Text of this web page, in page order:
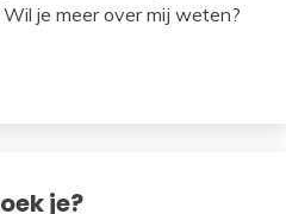
je meer over mij weten?
je?